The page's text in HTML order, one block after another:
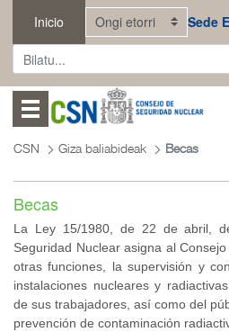
Eduki nagusira joan
Inicio Sede
Abrir menú
CSN Giza baliabideak Becas
Becas
La Ley 15/1980, de 22 de abril,
Seguridad Nuclear asigna al
otras funciones, la supervisión y
instalaciones nucleares y
de sus trabajadores, así como del
prevención de contaminación